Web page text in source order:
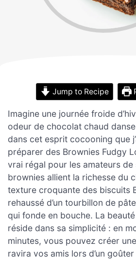
Jump to Recipe
Imagine une journée froide
odeur de chocolat chaud danse
dans cet esprit cocooning que
préparer des Brownies Fudgy
vrai régal pour les amateurs de
brownies allient la richesse du
texture croquante des biscuits
rehaussé d’un tourbillon de
qui fonde en bouche. La
réside dans sa simplicité : en
minutes, vous pouvez créer
ravira vos amis lors d’un